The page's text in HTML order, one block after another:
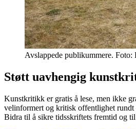
Avslappede publikummere. Foto:
Støtt uavhengig
Kunstkritikk er gratis å lese, men ikke
velinformert og kritisk offentlighet rundt
Bidra til å sikre tidsskriftets fremtid og til